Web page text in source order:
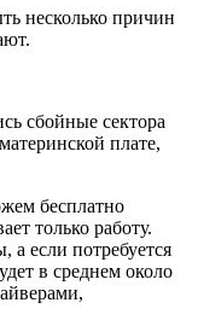
несколько причин
сбойные сектора
плате,
бесплатно
только работу.
а если потребуется
в среднем около